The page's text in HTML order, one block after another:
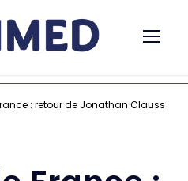
: retour de Jonathan Clauss